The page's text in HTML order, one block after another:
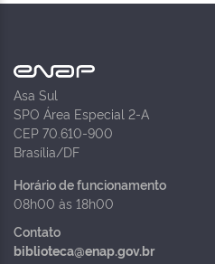
Asa Sul
SPO Área Especial 2-A
CEP 70.610-900
Brasília/DF
Horário de funcionamento
08h00 às 18h00
Contato
biblioteca@enap.gov.br